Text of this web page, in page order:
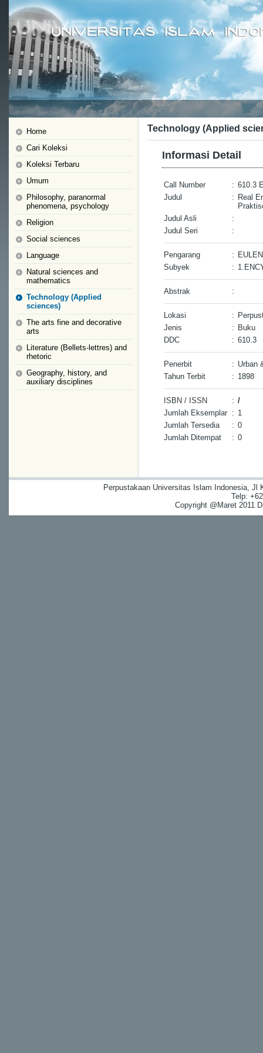
Home
Cari Koleksi
Koleksi Terbaru
Umum
Philosophy, paranormal
phenomena, psychology
Religion
Social sciences
Language
Natural sciences and
mathematics
Technology (Applied
sciences)
The arts fine and decorative
arts
Literature (Bellets-lettres) and
rhetoric
Geography, history, and
auxiliary disciplines
Technology (Applied
Informasi Detail
Call Number : 610.3
Judul
: Real
Judul Asli
:
Judul Seri
:
Pengarang :
Subyek
:
Abstrak :
Lokasi :
Jenis
: Buku
DDC
: 610.3
Penerbit : Urban
Tahun Terbit
: 1898
ISBN / ISSN : /
Jumlah Eksemplar : 1
Jumlah Tersedia
: 0
Jumlah Ditempat
: 0
Perpustakaan Universitas Islam Indonesia, Jl
Telp:
Copyright @Maret 2011